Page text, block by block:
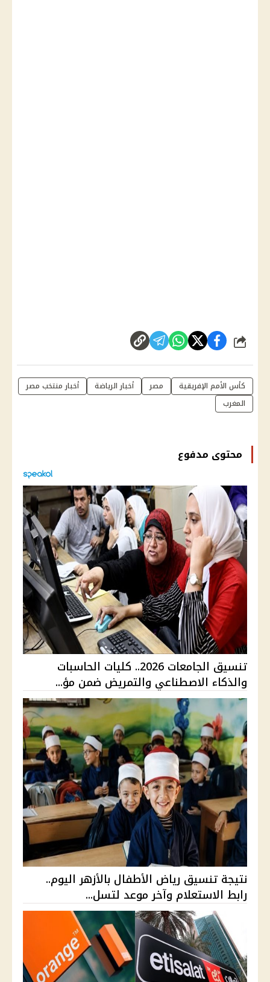
شارك
كأس الأمم الإفريقية مصر أخبار الرياضة
أخبار منتخب مصر
المغرب
محتوى مدفوع
تنسيق الجامعات 2026.. كليات الحاسبات
والذكاء الاصطناعي والتمريض ضمن مؤ...
نتيجة تنسيق رياض الأطفال بالأزهر اليوم..
رابط الاستعلام وآخر موعد لتسل...